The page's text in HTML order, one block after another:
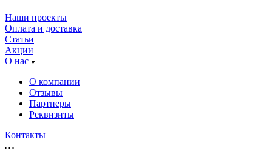
Наши проекты
Оплата и доставка
Статьи
Акции
О нас
О компании
Отзывы
Партнеры
Реквизиты
Контакты